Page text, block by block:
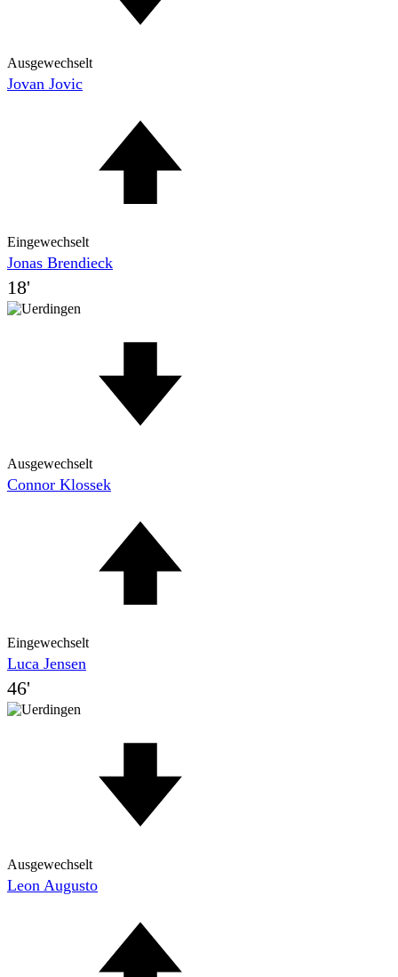
Ausgewechselt
Jovan Jovic
Eingewechselt
Jonas Brendieck
18'
Ausgewechselt
Connor Klossek
Eingewechselt
Luca Jensen
46'
Ausgewechselt
Leon Augusto